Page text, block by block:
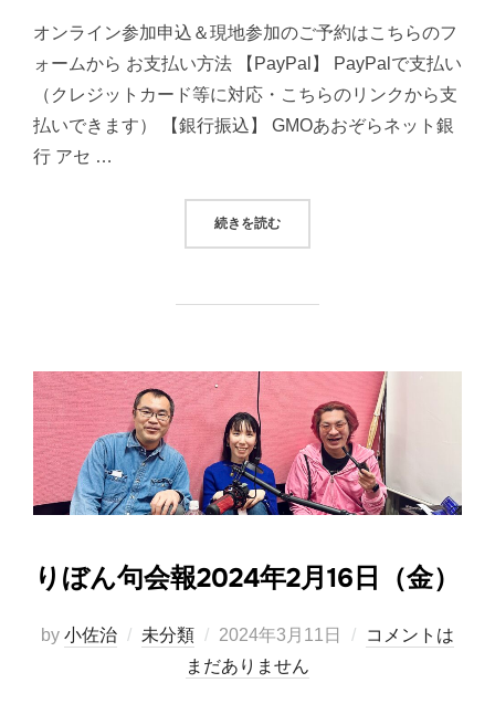
オンライン参加申込＆現地参加のご予約はこちらのフ
ォームから お支払い方法 【PayPal】 PayPalで支払い
（クレジットカード等に対応・こちらのリンクから支
払いできます） 【銀行振込】 GMOあおぞらネット銀
行 アセ …
続きを読む“2024年4月13日（土）りかのパイ
りぼん句会報2024年2月16日（金）
by 小佐治 未分類
投
稿
2024年3月11日
コメントは
まだありません